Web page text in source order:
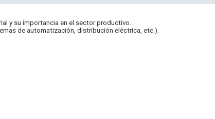
y su importancia en el sector productivo.
de automatización, distribución eléctrica, etc.).